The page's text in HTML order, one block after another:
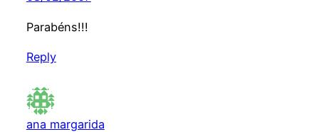
Parabéns!!!
Reply
ana margarida